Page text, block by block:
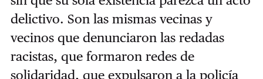
delictivo. Son las mismas vecinas y
vecinos que denunciaron las redadas
racistas, que formaron redes de
solidaridad, que expulsaron a la policía